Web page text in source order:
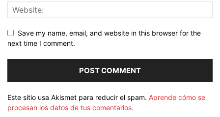
Save my name, email, and website in this browser for the
next time I comment.
Este sitio usa Akismet para reducir el spam. Aprende cómo se
procesan los datos de tus comentarios.